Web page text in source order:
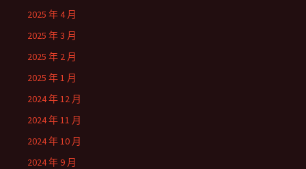
2025 年 4 月
2025 年 3 月
2025 年 2 月
2025 年 1 月
2024 年 12 月
2024 年 11 月
2024 年 10 月
2024 年 9 月